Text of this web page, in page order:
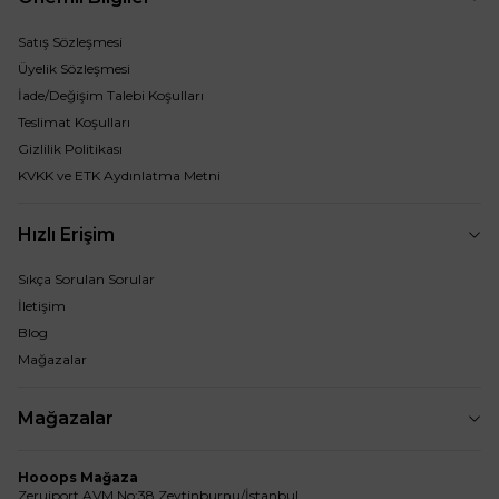
Satış Sözleşmesi
Üyelik Sözleşmesi
İade/Değişim Talebi Koşulları
Teslimat Koşulları
Gizlilik Politikası
KVKK ve ETK Aydınlatma Metni
Hızlı Erişim
Sıkça Sorulan Sorular
İletişim
Blog
Mağazalar
Mağazalar
Hooops Mağaza
Zerujport AVM No:38 Zeytinburnu/İstanbul